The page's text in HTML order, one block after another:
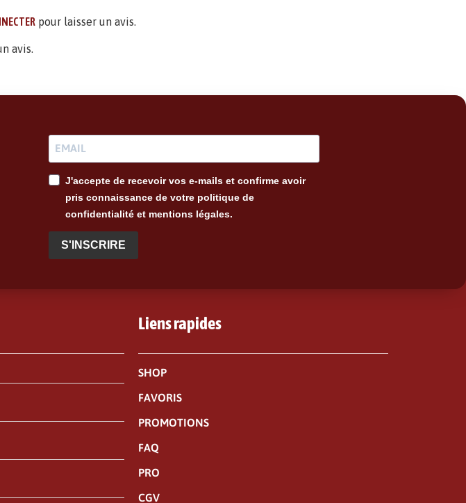
pour laisser un avis.
avis.
J'accepte de recevoir vos e-mails et confirme avoir
pris connaissance de votre politique de
confidentialité et mentions légales.
S'INSCRIRE
Liens rapides
SHOP
FAVORIS
PROMOTIONS
FAQ
PRO
CGV